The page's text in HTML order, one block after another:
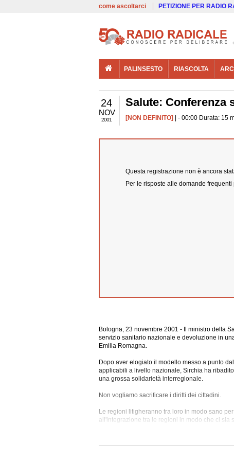
come ascoltarci PETIZIONE PER RADIO
PALINSESTO RIASCOLTA
24
NOV
2001
Salute: Conferenza
[NON DEFINITO] | - 00:00 Durata: 15
Questa registrazione non è ancora
Per le risposte alle domande
Bologna, 23 novembre 2001 - Il ministro della
servizio sanitario nazionale e devoluzione in
Emilia Romagna.
Dopo aver elogiato il modello messo a punto
applicabili a livello nazionale, Sirchia ha
una grossa solidarietà interregionale.
Non vogliamo sacrificare i diritti dei cittadini.
Le regioni litigheranno tra loro in modo sano
all'integrazione tra le regioni in modo che ci sia